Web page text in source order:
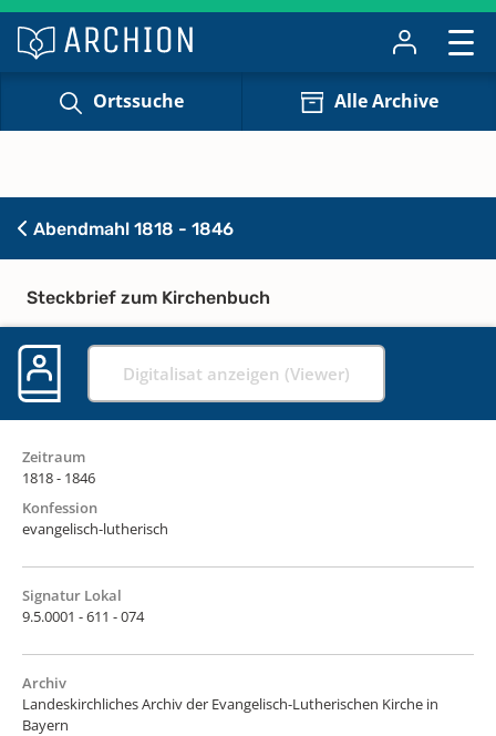
Ortssuche Alle Archive
Abendmahl 1818 - 1846
Steckbrief zum Kirchenbuch
Digitalisat anzeigen (Viewer)
Zeitraum
1818 - 1846
Konfession
evangelisch-lutherisch
Signatur Lokal
9.5.0001 - 611 - 074
Archiv
Landeskirchliches Archiv der Evangelisch-Lutherischen Kirche in
Bayern